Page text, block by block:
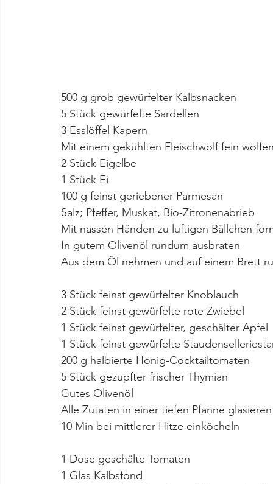
500 g grob gewürfelter Kalbsnacken
5 Stück gewürfelte Sardellen
3 Esslöffel Kapern
Mit einem gekühlten Fleischwolf fein
2 Stück Eigelbe
1 Stück Ei
100 g feinst geriebener Parmesan
Salz; Pfeffer, Muskat, Bio-Zitronenabrieb
Mit nassen Händen zu luftigen Bällchen
In gutem Olivenöl rundum ausbraten
Aus dem Öl nehmen und auf einem Brett
3 Stück feinst gewürfelter Knoblauch
2 Stück feinst gewürfelte rote Zwiebel
1 Stück feinst gewürfelter, geschälter Apfel
1 Stück feinst gewürfelte
200 g halbierte Honig-Cocktailtomaten
5 Stück gezupfter frischer Thymian
Gutes Olivenöl
Alle Zutaten in einer tiefen Pfanne glasieren
10 Min bei mittlerer Hitze einköcheln
1 Dose geschälte Tomaten
1 Glas Kalbsfond